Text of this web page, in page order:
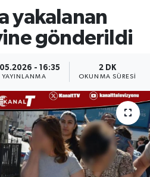
yakalanan
gönderildi
- 16:35
YAYINLANMA
2 DK
OKUNMA SÜRESI